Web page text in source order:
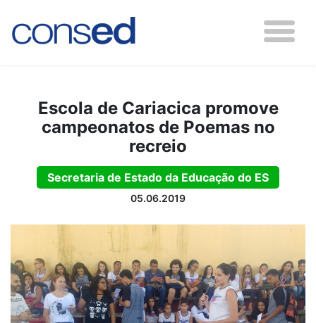
Escola de Cariacica promove
campeonatos de Poemas no
recreio
Secretaria de Estado da Educação do ES
05.06.2019